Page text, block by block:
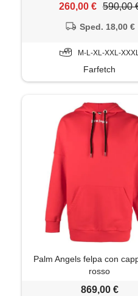
260,00 € 590,00
Sped. 18,00 €
M-L-XL-XXL-
Farfetch
Palm Angels felpa con
rosso
869,00 €